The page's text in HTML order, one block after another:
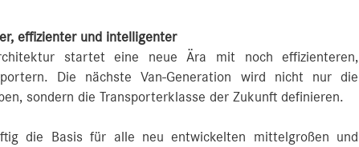
effizienter und intelligenter
startet eine neue Ära mit noch effizienteren,
Die nächste Van-Generation wird nicht nur die
sondern die Transporterklasse der Zukunft definieren.
die Basis für alle neu entwickelten mittelgroßen und